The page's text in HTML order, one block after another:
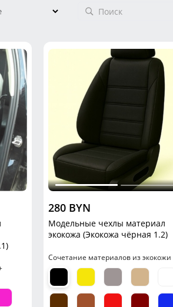
280 BYN
Модельные чехлы материал
экокожа (Экокожа чёрная 1.2)
Сочетание материалов из экокожи